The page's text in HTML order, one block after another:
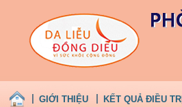
GIỚI THIỆU KẾT QUẢ ĐIỀU TRỊ